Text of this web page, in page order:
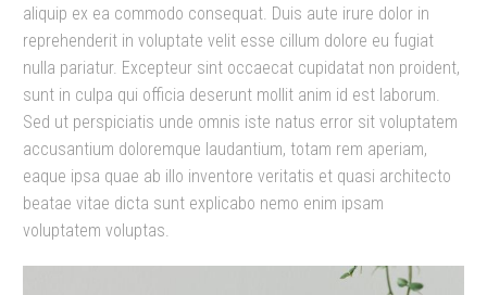
aliquip ex ea commodo consequat. Duis aute irure dolor in
reprehenderit in voluptate velit esse cillum dolore eu fugiat
nulla pariatur. Excepteur sint occaecat cupidatat non proident,
sunt in culpa qui officia deserunt mollit anim id est laborum.
Sed ut perspiciatis unde omnis iste natus error sit voluptatem
accusantium doloremque laudantium, totam rem aperiam,
eaque ipsa quae ab illo inventore veritatis et quasi architecto
beatae vitae dicta sunt explicabo nemo enim ipsam
voluptatem voluptas.